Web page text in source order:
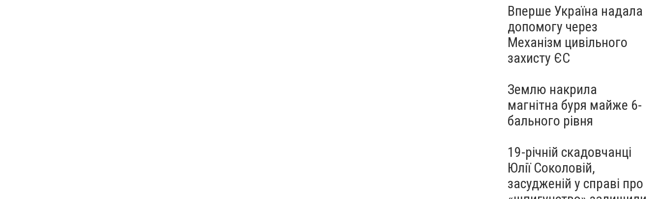
Вперше Україна надала
допомогу через
Механізм цивільного
захисту ЄС
Землю накрила
магнітна буря майже 6-
бального рівня
19-річній скадовчанці
Юлії Соколовій,
засудженій у справі про